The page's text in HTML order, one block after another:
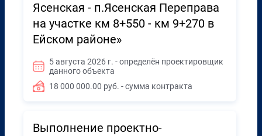
Ясенская - п.Ясенская Переправа
на участке км 8+550 - км 9+270 в
Ейском районе»
5 августа 2026 г. - определён проектировщик
данного объекта
18 000 000.00 руб. - сумма контракта
Выполнение проектно-